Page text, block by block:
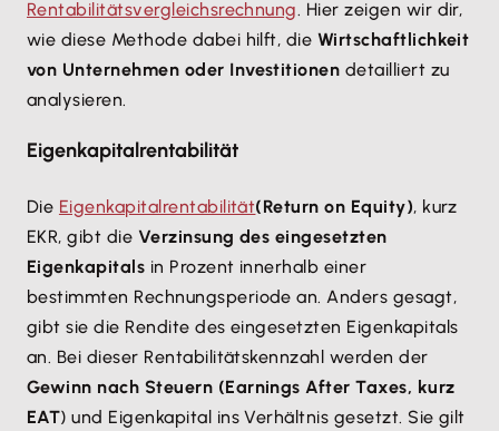
Rentabilitätsvergleichsrechnung. Hier zeigen wir dir,
wie diese Methode dabei hilft, die Wirtschaftlichkeit
von Unternehmen oder Investitionen detailliert zu
analysieren.
Eigenkapitalrentabilität
Die Eigenkapitalrentabilität(Return on Equity), kurz
EKR, gibt die Verzinsung des eingesetzten
Eigenkapitals in Prozent innerhalb einer
bestimmten Rechnungsperiode an. Anders gesagt,
gibt sie die Rendite des eingesetzten Eigenkapitals
an. Bei dieser Rentabilitätskennzahl werden der
Gewinn nach Steuern (Earnings After Taxes, kurz
EAT) und Eigenkapital ins Verhältnis gesetzt. Sie gilt